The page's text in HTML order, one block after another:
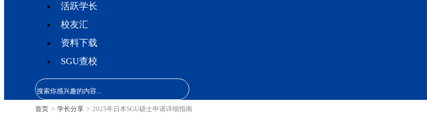
活跃学长
校友汇
资料下载
SGU查校
首页 > 学长分享 > 2025年日本SGU硕士申请详细指南